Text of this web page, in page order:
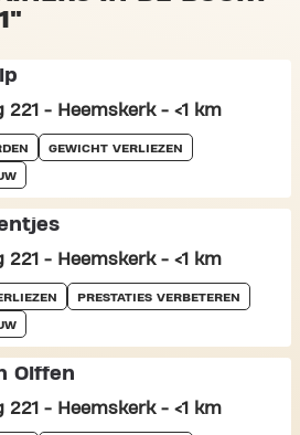
- Heemskerk - <1 km
GEWICHT VERLIEZEN
- Heemskerk - <1 km
PRESTATIES VERBETEREN
Olffen
- Heemskerk - <1 km